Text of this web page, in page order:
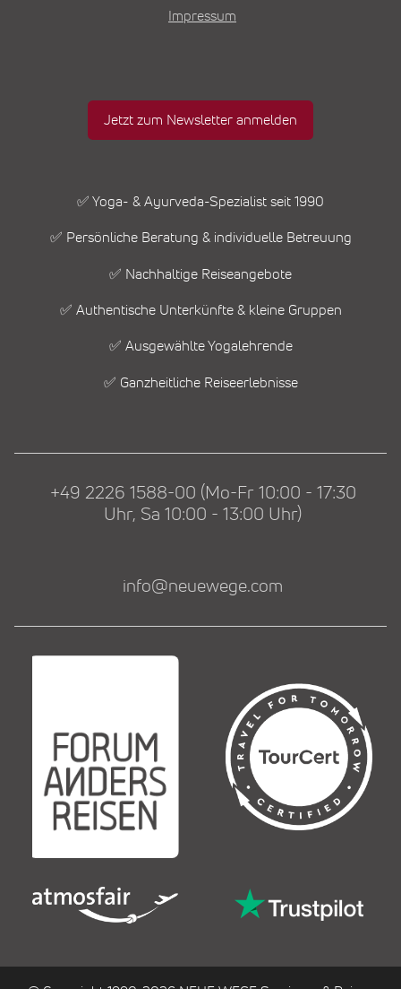
Impressum
Jetzt zum Newsletter anmelden
✅ Yoga- & Ayurveda-Spezialist seit 1990
✅ Persönliche Beratung & individuelle Betreuung
✅ Nachhaltige Reiseangebote
✅ Authentische Unterkünfte & kleine Gruppen
✅ Ausgewählte Yogalehrende
✅ Ganzheitliche Reiseerlebnisse
+49 2226 1588-00 (Mo-Fr 10:00 - 17:30
Uhr, Sa 10:00 - 13:00 Uhr)
info@neuewege.com